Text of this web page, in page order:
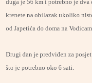
duga je 56 km i potrebno je dva
krenete na obilazak ukoliko
od Japetića do doma na
Drugi dan je predviđen za
što je potrebno oko 6 sati.